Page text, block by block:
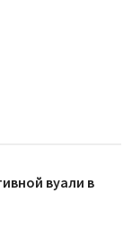
вуали в